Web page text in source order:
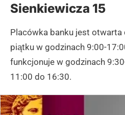
Sienkiewicza 15
Placówka banku jest otwarta
piątku w godzinach 9:00-
funkcjonuje w godzinach
11:00 do 16:30.